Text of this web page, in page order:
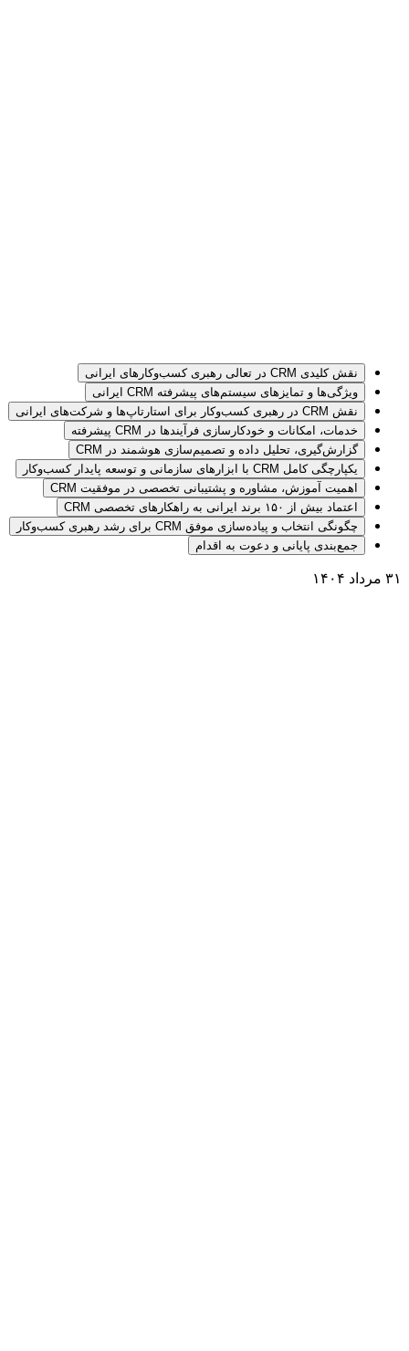
نقش کلیدی CRM در تعالی رهبری کسب‌وکارهای ایرانی
ویژگی‌ها و تمایزهای سیستم‌های پیشرفته CRM ایرانی
نقش CRM در رهبری کسب‌وکار برای استارتاپ‌ها و شرکت‌های ایرانی
خدمات، امکانات و خودکارسازی فرآیندها در CRM پیشرفته
گزارش‌گیری، تحلیل داده و تصمیم‌سازی هوشمند در CRM
یکپارچگی کامل CRM با ابزارهای سازمانی و توسعه پایدار کسب‌وکار
اهمیت آموزش، مشاوره و پشتیبانی تخصصی در موفقیت CRM
اعتماد بیش از ۱۵۰ برند ایرانی به راهکارهای تخصصی CRM
چگونگی انتخاب و پیاده‌سازی موفق CRM برای رشد رهبری کسب‌وکار
جمع‌بندی پایانی و دعوت به اقدام
۳۱ مرداد ۱۴۰۴